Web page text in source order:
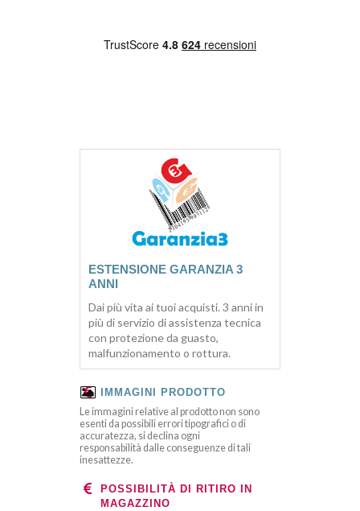
ESTENSIONE GARANZIA 3
ANNI
Dai più vita ai tuoi acquisti. 3 anni in
più di servizio di assistenza tecnica
con protezione da guasto,
malfunzionamento o rottura.
IMMAGINI PRODOTTO
Le immagini relative al prodotto non sono
esenti da possibili errori tipografici o di
accuratezza, si declina ogni
responsabilità dalle conseguenze di tali
inesattezze.
POSSIBILITÀ DI RITIRO IN
MAGAZZINO